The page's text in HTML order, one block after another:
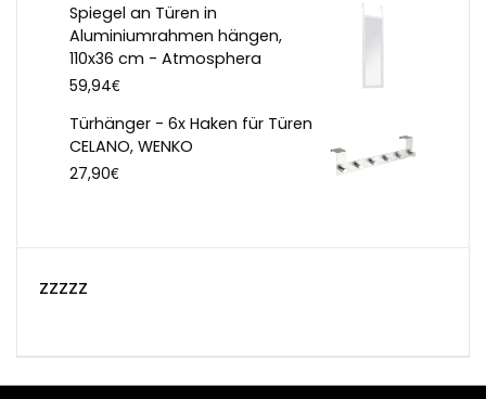
Spiegel an Türen in
Aluminiumrahmen hängen,
110x36 cm - Atmosphera
59,94€
Türhänger - 6x Haken für Türen
CELANO, WENKO
27,90€
zzzzz